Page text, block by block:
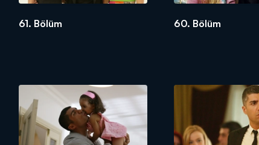
çok etkilenmiş ve onunla görüşmeye başlamışlardır. Bu sırada
Her şeyi öğrenen Kumru oğluna bir şey söylemez.
Baran her ne kadar Havin'e; yeni ismiyle Sibel'e inansa da
karışır...
61. Bölüm 60. Bölüm